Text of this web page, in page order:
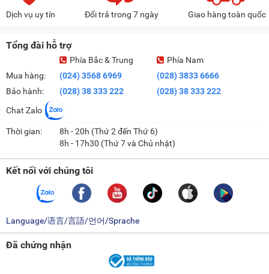
Dịch vụ uy tín Đổi trả trong 7 ngày Giao hàng toàn quốc
Tổng đài hỗ trợ
Mua hàng:
Bảo hành:
Phía Bắc & Trung
(024) 3568 6969
(028) 38 333 222
Phía Nam
(028) 3833 6666
(028) 38 333 222
Chat Zalo
Thời gian:
8h - 20h (Thứ 2 đến Thứ 6)
8h - 17h30 (Thứ 7 và Chủ nhật)
Kết nối với chúng tôi
Language/语言/言語/언어/Sprache
Đã chứng nhận